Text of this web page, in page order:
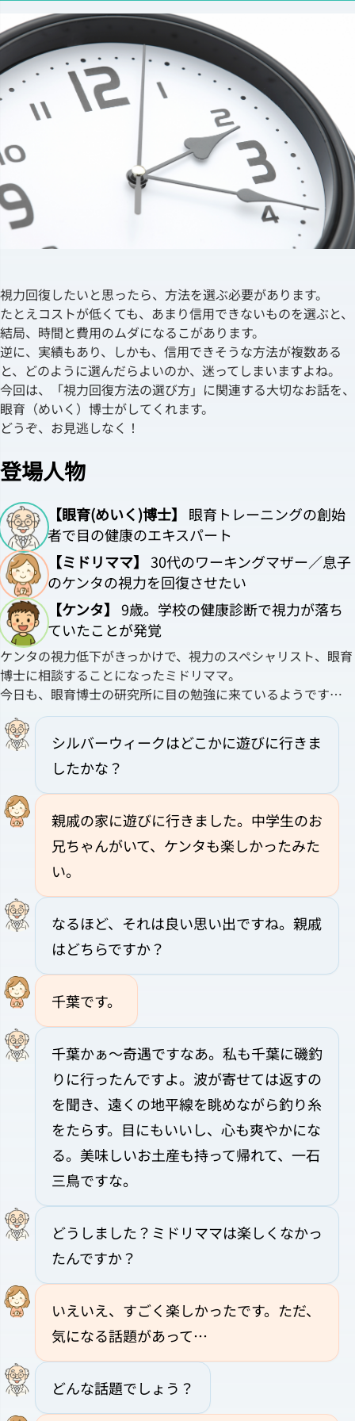
視力回復したいと思ったら、方法を選ぶ必要があります。
たとえコストが低くても、あまり信用できないものを選ぶと、
結局、時間と費用のムダになるこがあります。
逆に、実績もあり、しかも、信用できそうな方法が複数ある
と、どのように選んだらよいのか、迷ってしまいますよね。
今回は、「視力回復方法の選び方」に関連する大切なお話を、
眼育（めいく）博士がしてくれます。
どうぞ、お見逃しなく！
登場人物
【眼育(めいく)博士】
眼育トレーニングの創始
者で目の健康のエキスパート
【ミドリママ】 30代のワーキングマザー／息子
のケンタの視力を回復させたい
【ケンタ】 9歳。学校の健康診断で視力が落ち
ていたことが発覚
ケンタの視力低下がきっかけで、視力のスペシャリスト、眼育
博士に相談することになったミドリママ。
今日も、眼育博士の研究所に目の勉強に来ているようです…
シルバーウィークはどこかに遊びに行きま
したかな？
親戚の家に遊びに行きました。中学生のお
兄ちゃんがいて、ケンタも楽しかったみた
い。
なるほど、それは良い思い出ですね。親戚
はどちらですか？
千葉です。
千葉かぁ～奇遇ですなあ。私も千葉に磯釣
りに行ったんですよ。波が寄せては返すの
を聞き、遠くの地平線を眺めながら釣り糸
をたらす。目にもいいし、心も爽やかにな
る。美味しいお土産も持って帰れて、一石
三鳥ですな。
どうしました？ミドリママは楽しくなかっ
たんですか？
いえいえ、すごく楽しかったです。ただ、
気になる話題があって…
どんな話題でしょう？